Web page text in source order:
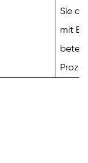
Sie
mit